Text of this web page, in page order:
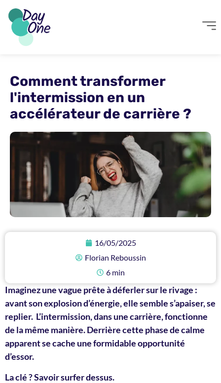
Comment transformer
l'intermission en un
accélérateur de carrière ?
16/05/2025
Florian Reboussin
6 min
Imaginez une vague prête à déferler sur le rivage :
avant son explosion d’énergie, elle semble s’apaiser, se
replier. L’intermission, dans une carrière, fonctionne
de la même manière. Derrière cette phase de calme
apparent se cache une formidable opportunité
d’essor.
La clé ? Savoir surfer dessus.